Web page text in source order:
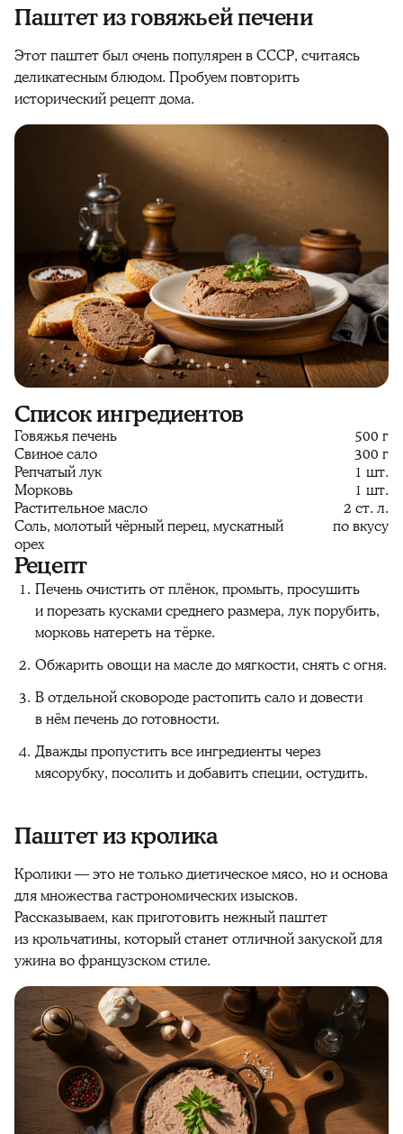
Паштет из говяжьей печени
Этот паштет был очень популярен в СССР, считаясь
деликатесным блюдом. Пробуем повторить
исторический рецепт дома.
Список ингредиентов
Говяжья печень
500 г
Свиное сало
300 г
Репчатый лук
1 шт.
Морковь
1 шт.
Растительное масло
2 ст. л.
Соль, молотый чёрный перец, мускатный
орех
по вкусу
Рецепт
Печень очистить от плёнок, промыть, просушить
и порезать кусками среднего размера, лук порубить,
морковь натереть на тёрке.
Обжарить овощи на масле до мягкости, снять с огня.
В отдельной сковороде растопить сало и довести
в нём печень до готовности.
Дважды пропустить все ингредиенты через
мясорубку, посолить и добавить специи, остудить.
Паштет из кролика
Кролики — это не только диетическое мясо, но и основа
для множества гастрономических изысков.
Рассказываем, как приготовить нежный паштет
из крольчатины, который станет отличной закуской для
ужина во французском стиле.